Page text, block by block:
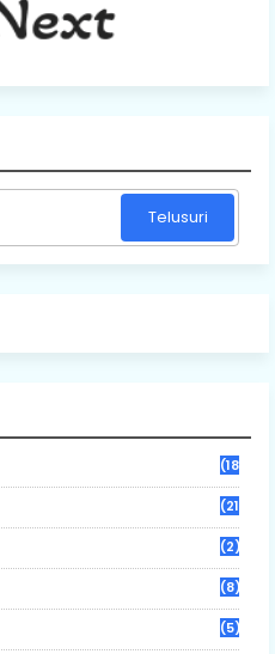
(184)
(21)
(2)
(8)
(5)